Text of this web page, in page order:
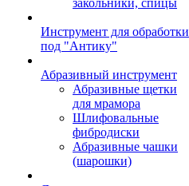
закольники, спицы
Инструмент для обработки
под "Антику"
Абразивный инструмент
Абразивные щетки
для мрамора
Шлифовальные
фибродиски
Абразивные чашки
(шарошки)